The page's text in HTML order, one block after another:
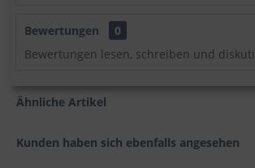
Bewertungen
0
Bewertungen lesen, schreiben und
Ähnliche Artikel
Kunden haben sich ebenfalls angesehen